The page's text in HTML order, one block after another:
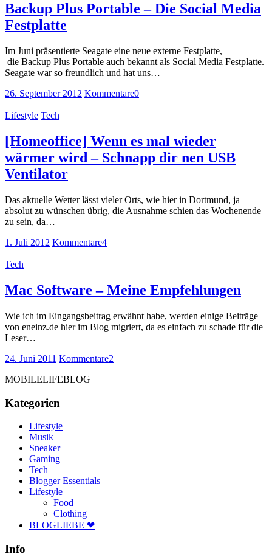
Backup Plus Portable – Die Social Media
Festplatte
Im Juni präsentierte Seagate eine neue externe Festplatte,
die Backup Plus Portable auch bekannt als Social Media Festplatte.
Seagate war so freundlich und hat uns…
26. September 2012 Kommentare0
Lifestyle Tech
[Homeoffice] Wenn es mal wieder
wärmer wird – Schnapp dir nen USB
Ventilator
Das aktuelle Wetter lässt vieler Orts, wie hier in Dortmund, ja
absolut zu wünschen übrig, die Ausnahme schien das Wochenende
zu sein, da…
1. Juli 2012 Kommentare4
Tech
Mac Software – Meine Empfehlungen
Wie ich im Eingangsbeitrag erwähnt habe, werden einige Beiträge
von eneinz.de hier im Blog migriert, da es einfach zu schade für die
Leser…
24. Juni 2011 Kommentare2
MOBILELIFEBLOG
Kategorien
Lifestyle
Musik
Sneaker
Gaming
Tech
Blogger Essentials
Lifestyle
Food
Clothing
BLOGLIEBE ❤
Info